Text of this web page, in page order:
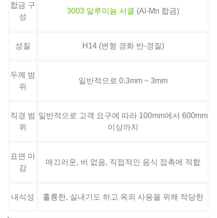
합금 구
성
3003 알루미늄 서클 (Al-Mn 합금)
성질 H14 (변형 경화 반-경질)
두께 범
위
일반적으로 0.3mm ~ 3mm
직경 범
위
일반적으로 고객 요구에 따라 100mm에서 600mm
이상까지
표면 마
감
매끄러운, 버 없음, 직접적인 음식 접촉에 적합
내식성 훌륭한, 실내기도 하고 옥외 사용을 위해 적당한